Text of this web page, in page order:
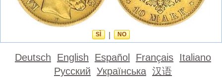
SÌ NO
Deutsch English Español Français Italiano
Русский Українська 汉语